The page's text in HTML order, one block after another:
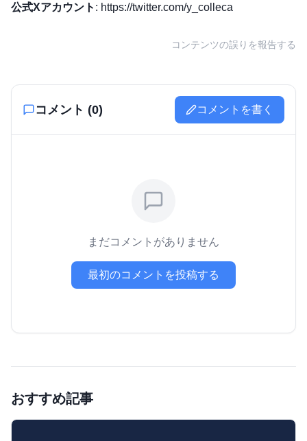
公式Xアカウント : https://twitter.com/y_colleca
コンテンツの誤りを報告する
コメント (0) コメントを書く
まだコメントがありません
最初のコメントを投稿する
おすすめ記事